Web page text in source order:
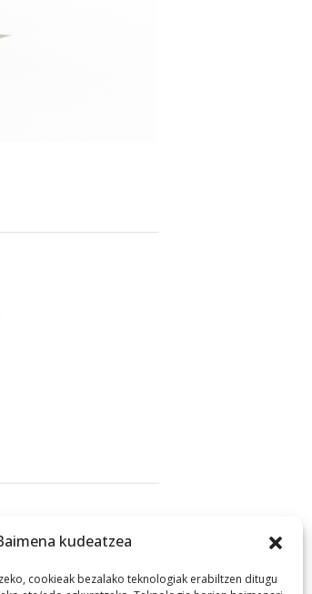
kudeatzea
cookieak bezalako teknologiak erabiltzen ditugu
Legala
Pribatutasun-